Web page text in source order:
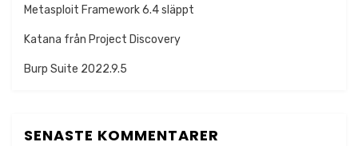
Metasploit Framework 6.4 släppt
Katana från Project Discovery
Burp Suite 2022.9.5
SENASTE KOMMENTARER